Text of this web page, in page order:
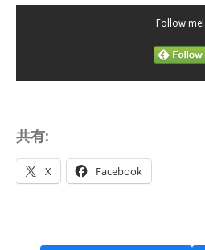
Follow me!
共有:
X Facebook